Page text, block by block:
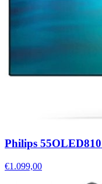
Philips
€1.099,00